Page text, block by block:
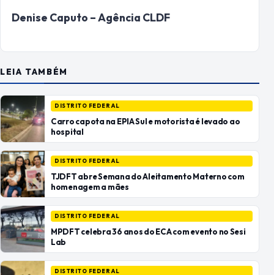
Denise Caputo – Agência CLDF
LEIA TAMBÉM
DISTRITO FEDERAL
Carro capota na EPIA Sul e motorista é levado ao
hospital
DISTRITO FEDERAL
TJDFT abre Semana do Aleitamento Materno com
homenagem a mães
DISTRITO FEDERAL
MPDFT celebra 36 anos do ECA com evento no Sesi
Lab
DISTRITO FEDERAL